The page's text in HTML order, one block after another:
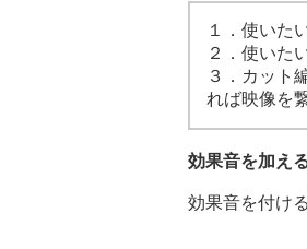
１．使いた
２．使いた
３．カット
れば映像を
効果音を加え
効果音を付け